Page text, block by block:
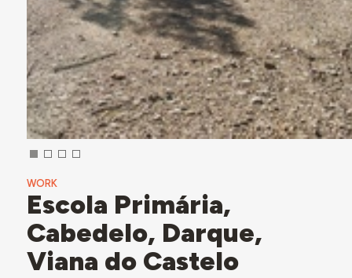
WORK
Escola Primária,
Cabedelo, Darque,
Viana do Castelo